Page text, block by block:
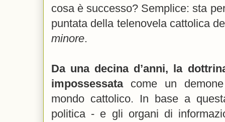
cosa è successo? Semplice: sta
puntata della telenovela cattolica
minore.
Da una decina d’anni, la
impossessatacome un
mondo cattolico. In base a
politica - e gli organi di